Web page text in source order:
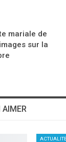
mariale de
sur la
AIMER